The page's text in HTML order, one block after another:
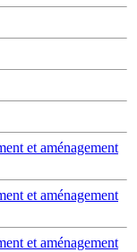
et aménagement
et aménagement
et aménagement